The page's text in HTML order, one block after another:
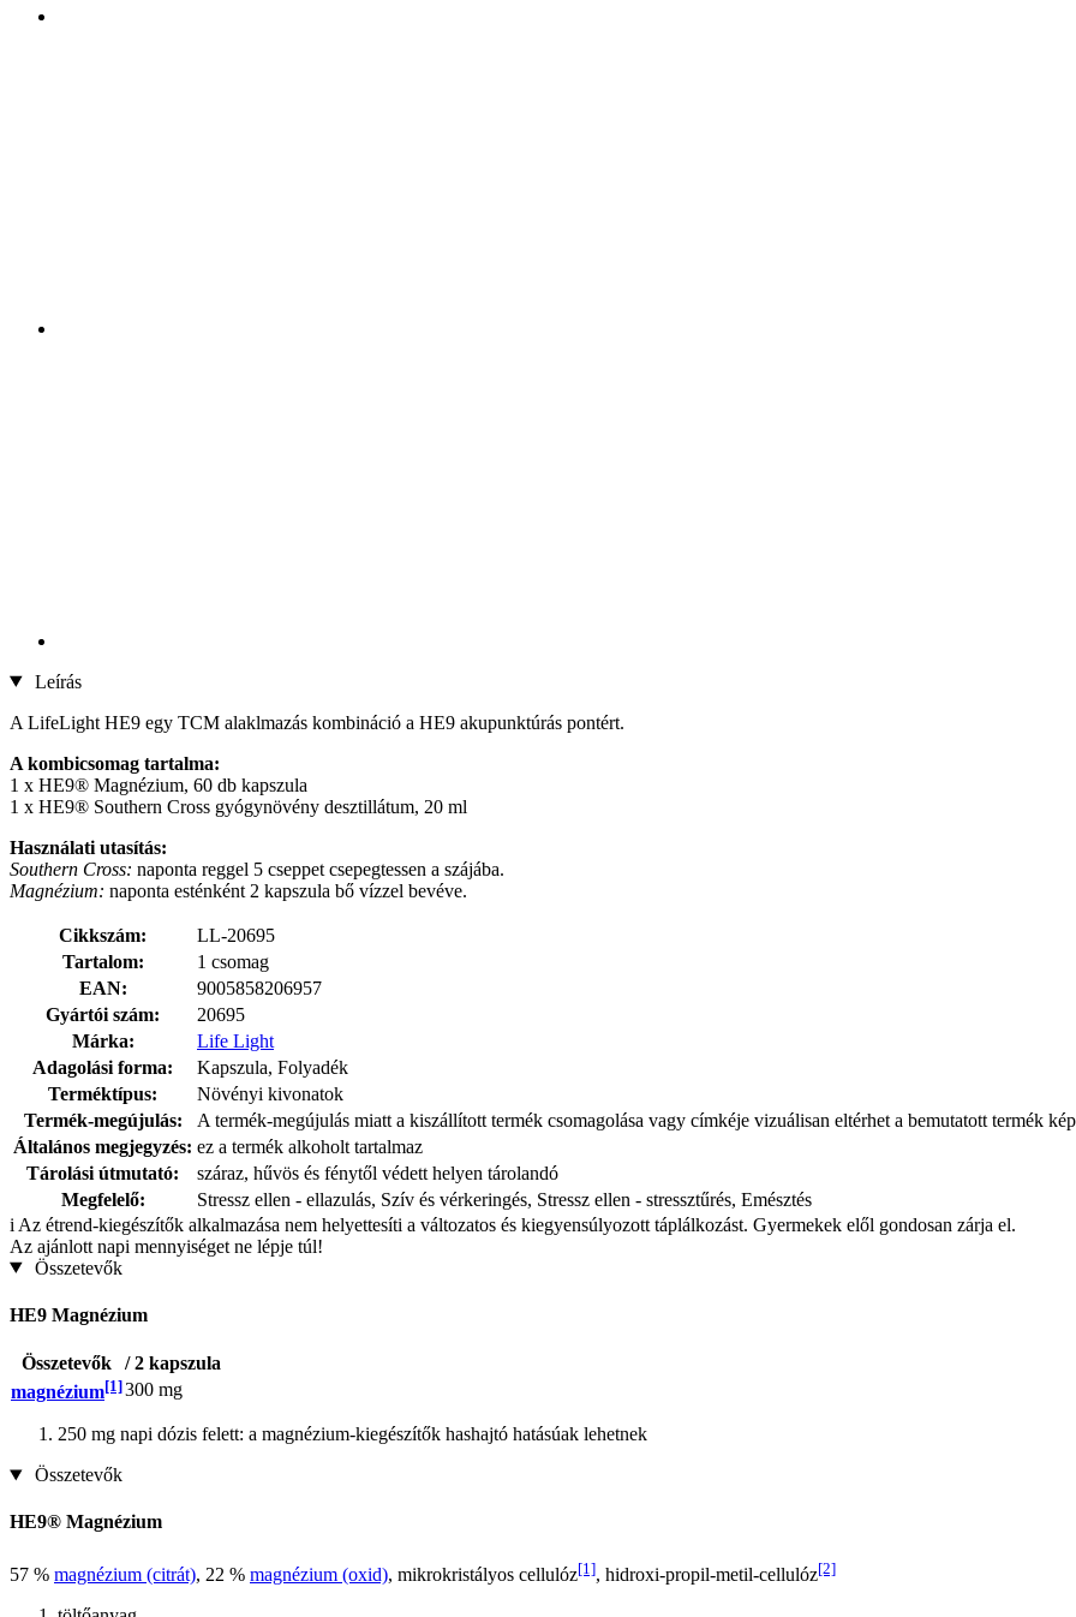
Leírás
A LifeLight HE9 egy TCM alaklmazás kombináció a HE9 akupunktúrás pontért.
A kombicsomag tartalma:
1 x HE9® Magnézium, 60 db kapszula
1 x HE9® Southern Cross gyógynövény desztillátum, 20 ml
Használati utasítás:
Southern Cross: naponta reggel 5 cseppet csepegtessen a szájába.
Magnézium: naponta esténként 2 kapszula bő vízzel bevéve.
Cikkszám:
LL-20695
Tartalom:
1 csomag
EAN:
9005858206957
Gyártói szám:
20695
Márka:
Life Light
Adagolási forma:
Kapszula, Folyadék
Terméktípus:
Növényi kivonatok
Termék-megújulás:
A termék-megújulás miatt a kiszállított termék csomagolása vagy címkéje vizuálisan eltérhet a bemutatott termék
Általános megjegyzés: ez a termék alkoholt tartalmaz
Tárolási útmutató:
száraz, hűvös és fénytől védett helyen tárolandó
Megfelelő:
Stressz ellen - ellazulás, Szív és vérkeringés, Stressz ellen - stressztűrés, Emésztés
i Az étrend-kiegészítők alkalmazása nem helyettesíti a változatos és kiegyensúlyozott táplálkozást. Gyermekek elől gondosan zárja el.
Az ajánlott napi mennyiséget ne lépje túl!
Összetevők
HE9 Magnézium
Összetevők
/ 2 kapszula
magnézium[1]300 mg
250 mg napi dózis felett: a magnézium-kiegészítők hashajtó hatásúak lehetnek
Összetevők
HE9® Magnézium
57 % magnézium (citrát), 22 % magnézium (oxid), mikrokristályos cellulóz[1], hidroxi-propil-metil-cellulóz[2]